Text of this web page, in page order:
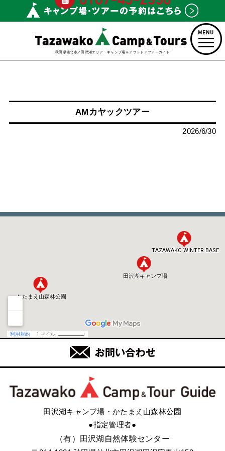
秋田県仙北市／田沢湖エリア・キャンプ場＆アウトドアツアーガイド
AMカヤックツアー
2026/6/30
田沢湖キャンプ場・かたまえ山森林公園
●指定管理者●
（有）田沢湖自然体験センター